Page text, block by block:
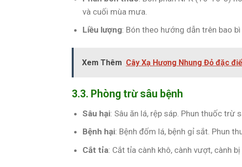
và cuối mùa mưa.
Liều lượng: Bón theo hướng dẫn trên bao
Xem Thêm Cây Xạ Hương Nhung Đỏ đặc
3.3. Phòng trừ sâu bệnh
Sâu hại: Sâu ăn lá, rệp sáp. Phun thuốc trừ
Bệnh hại: Bệnh đốm lá, bệnh gỉ sắt. Phun
Cắt tỉa: Cắt tỉa cành khô, cành vượt, cành